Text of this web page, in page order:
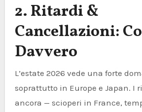
2. Ritardi &
Cancellazioni:
Davvero
L’estate 2026 vede una forte
soprattutto in Europe e Japan. I
ancora — scioperi in France,